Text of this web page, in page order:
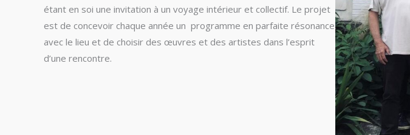
étant en soi une invitation à un voyage intérieur et collectif. Le projet
est de concevoir chaque année un programme en parfaite résonance
avec le lieu et de choisir des œuvres et des artistes dans l’esprit
d’une rencontre.